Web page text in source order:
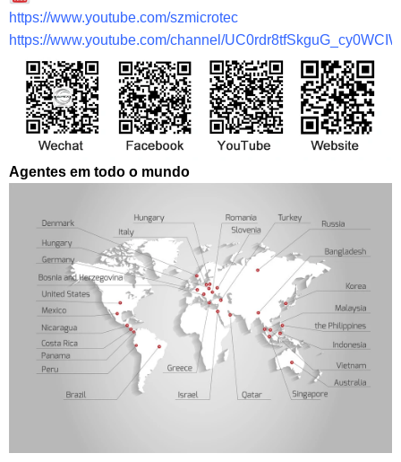
https://www.youtube.com/szmicrotec
https://www.youtube.com/channel/
Agentes em todo o mundo